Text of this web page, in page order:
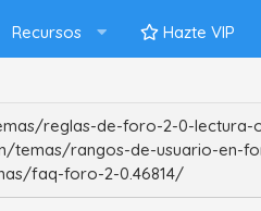
Recursos Hazte VIP
reglas-de-foro-2-0-lectura-
temas/rangos-de-usuario-en-
faq-foro-2-0.46814/